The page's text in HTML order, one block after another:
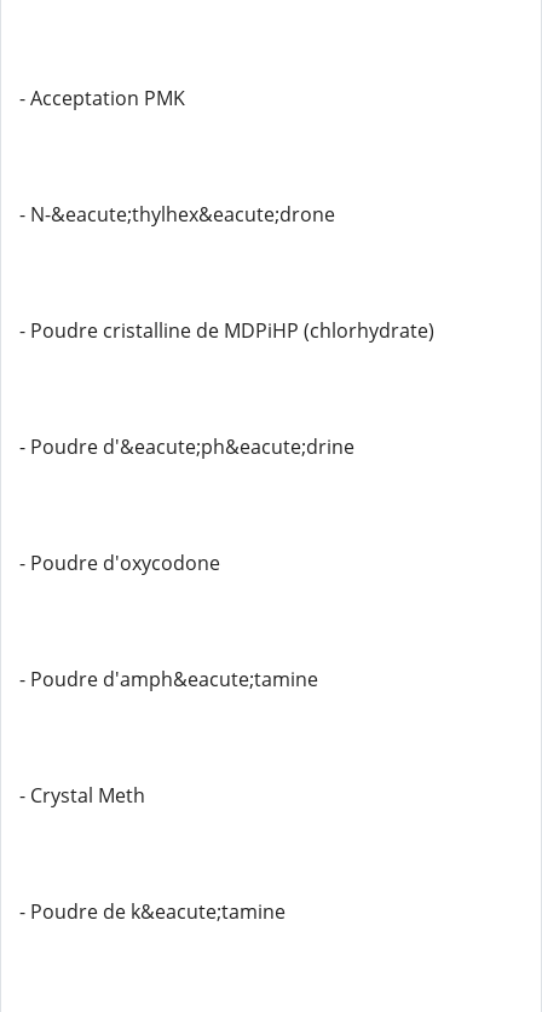
- Acceptation PMK
- N-&eacute;thylhex&eacute;drone
- Poudre cristalline de MDPiHP (chlorhydrate)
- Poudre d'&eacute;ph&eacute;drine
- Poudre d'oxycodone
- Poudre d'amph&eacute;tamine
- Crystal Meth
- Poudre de k&eacute;tamine